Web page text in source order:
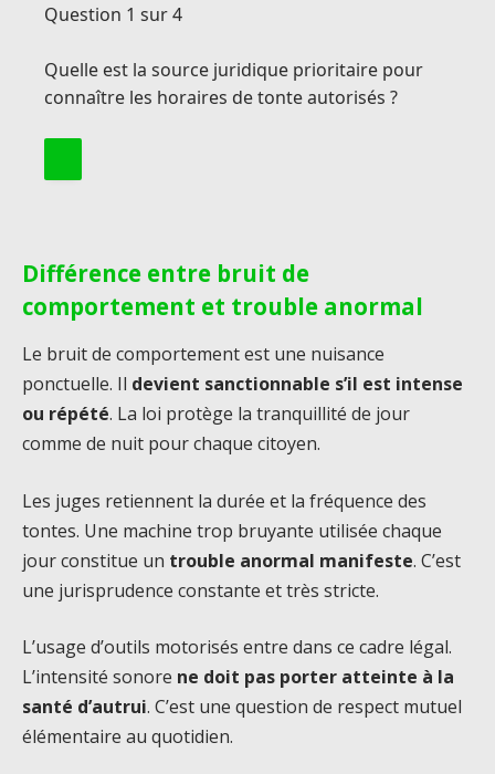
Question 1 sur 4
Quelle est la source juridique prioritaire pour
connaître les horaires de tonte autorisés ?
Différence entre bruit de
comportement et trouble anormal
Le bruit de comportement est une nuisance
ponctuelle. Il devient sanctionnable s’il est intense
ou répété. La loi protège la tranquillité de jour
comme de nuit pour chaque citoyen.
Les juges retiennent la durée et la fréquence des
tontes. Une machine trop bruyante utilisée chaque
jour constitue un trouble anormal manifeste. C’est
une jurisprudence constante et très stricte.
L’usage d’outils motorisés entre dans ce cadre légal.
L’intensité sonore ne doit pas porter atteinte à la
santé d’autrui. C’est une question de respect mutuel
élémentaire au quotidien.